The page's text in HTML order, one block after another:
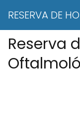
RESERVA DE
Reserva